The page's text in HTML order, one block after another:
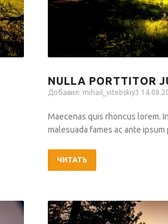
NULLA PORTTITOR
Добавил: mihail_vitebskiy3
Maecenas quis rhoncus lorem.
malesuada fames ac ante ipsum
ЧИТАТЬ